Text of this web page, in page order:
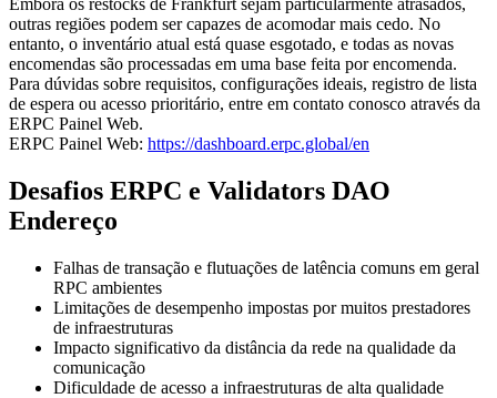
Embora os restocks de Frankfurt sejam particularmente atrasados,
outras regiões podem ser capazes de acomodar mais cedo. No
entanto, o inventário atual está quase esgotado, e todas as novas
encomendas são processadas em uma base feita por encomenda.
Para dúvidas sobre requisitos, configurações ideais, registro de lista
de espera ou acesso prioritário, entre em contato conosco através da
ERPC Painel Web.
ERPC Painel Web: https://dashboard.erpc.global/en
Desafios ERPC e Validators DAO
Endereço
Falhas de transação e flutuações de latência comuns em geral
RPC ambientes
Limitações de desempenho impostas por muitos prestadores
de infraestruturas
Impacto significativo da distância da rede na qualidade da
comunicação
Dificuldade de acesso a infraestruturas de alta qualidade